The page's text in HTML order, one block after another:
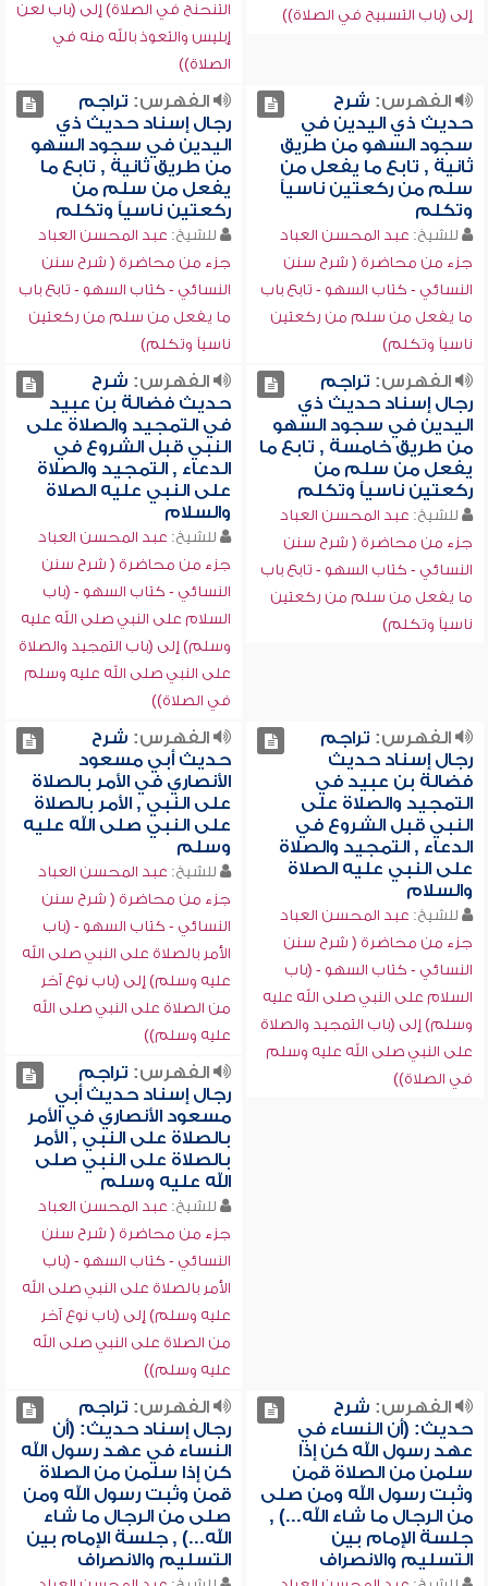
إلى (باب التسبيح في الصلاة))
التنحنح في الصلاة) إلى (باب لعن
إبليس والتعوذ بالله منه في
الصلاة))
الفهرس: شرح
حديث ذي اليدين في
سجود السهو من طريق
ثانية , تابع ما يفعل من
سلم من ركعتين ناسياً
وتكلم
للشيخ: عبد المحسن العباد
جزء من محاضرة ( شرح سنن
النسائي - كتاب السهو - تابع باب
ما يفعل من سلم من ركعتين
ناسياً وتكلم)
الفهرس: تراجم
رجال إسناد حديث ذي
اليدين في سجود السهو
من طريق ثانية , تابع ما
يفعل من سلم من
ركعتين ناسياً وتكلم
للشيخ: عبد المحسن العباد
جزء من محاضرة ( شرح سنن
النسائي - كتاب السهو - تابع باب
ما يفعل من سلم من ركعتين
ناسياً وتكلم)
الفهرس: تراجم
رجال إسناد حديث ذي
اليدين في سجود السهو
من طريق خامسة , تابع ما
يفعل من سلم من
ركعتين ناسياً وتكلم
للشيخ: عبد المحسن العباد
جزء من محاضرة ( شرح سنن
النسائي - كتاب السهو - تابع باب
ما يفعل من سلم من ركعتين
ناسياً وتكلم)
الفهرس: شرح
حديث فضالة بن عبيد
في التمجيد والصلاة على
النبي قبل الشروع في
الدعاء , التمجيد والصلاة
على النبي عليه الصلاة
والسلام
للشيخ: عبد المحسن العباد
جزء من محاضرة ( شرح سنن
النسائي - كتاب السهو - (باب
السلام على النبي صلى الله عليه
وسلم) إلى (باب التمجيد والصلاة
على النبي صلى الله عليه وسلم
في الصلاة))
الفهرس: تراجم
رجال إسناد حديث
فضالة بن عبيد في
التمجيد والصلاة على
النبي قبل الشروع في
الدعاء , التمجيد والصلاة
على النبي عليه الصلاة
والسلام
للشيخ: عبد المحسن العباد
جزء من محاضرة ( شرح سنن
النسائي - كتاب السهو - (باب
السلام على النبي صلى الله عليه
وسلم) إلى (باب التمجيد والصلاة
على النبي صلى الله عليه وسلم
في الصلاة))
الفهرس: شرح
حديث أبي مسعود
الأنصاري في الأمر بالصلاة
على النبي , الأمر بالصلاة
على النبي صلى الله عليه
وسلم
للشيخ: عبد المحسن العباد
جزء من محاضرة ( شرح سنن
النسائي - كتاب السهو - (باب
الأمر بالصلاة على النبي صلى الله
عليه وسلم) إلى (باب نوع آخر
من الصلاة على النبي صلى الله
عليه وسلم))
الفهرس: تراجم
رجال إسناد حديث أبي
مسعود الأنصاري في الأمر
بالصلاة على النبي , الأمر
بالصلاة على النبي صلى
الله عليه وسلم
للشيخ: عبد المحسن العباد
جزء من محاضرة ( شرح سنن
النسائي - كتاب السهو - (باب
الأمر بالصلاة على النبي صلى الله
عليه وسلم) إلى (باب نوع آخر
من الصلاة على النبي صلى الله
عليه وسلم))
الفهرس: شرح
حديث: (أن النساء في
عهد رسول الله كن إذا
سلمن من الصلاة قمن
وثبت رسول الله ومن صلى
من الرجال ما شاء الله...) ,
جلسة الإمام بين
التسليم والانصراف
الفهرس: تراجم
رجال إسناد حديث: (أن
النساء في عهد رسول الله
كن إذا سلمن من الصلاة
قمن وثبت رسول الله ومن
صلى من الرجال ما شاء
الله...) , جلسة الإمام بين
التسليم والانصراف